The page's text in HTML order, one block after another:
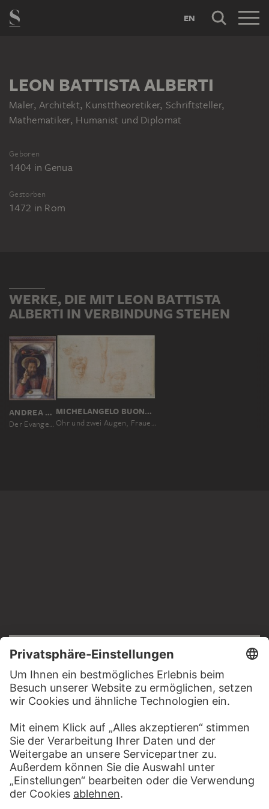
EN
LEON BATTISTA ALBERTI
Maler, Architekt, Kunsttheoretiker, Schriftsteller,
Mathematiker, Humanist und Diplomat
Geboren
1404 in Genua
Gestorben
1472 in Rom
WERKE, DIE MIT LEON BATTISTA
ALBERTI IN VERBINDUNG STEHEN
ANDREA MANTEGNA
Der Evangelist Markus
MICHELANGELO BUONARROTI, MICHELANGELO BUONARROTI; SCHULE
Ohr und zwei Augen, Frauenkopf mit hochgesteckten Zöpfen, Beinstudie, Kopf mit Binde, Schema der Sehpyramide
Impressum
Datenschutz
Copyright © 2026 Städel Museum
All rights reserved.
DIGITALE SAMMLUNG
Startseite
Werke
Künstler
Alben